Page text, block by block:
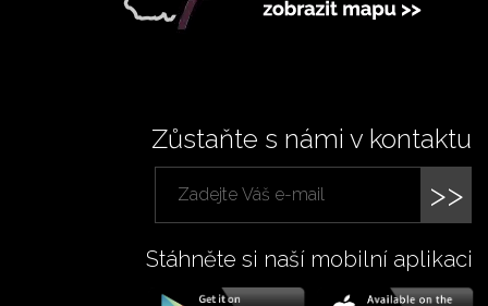
Zůstaňte s námi v kontaktu
>>
Stáhněte si naší mobilní aplikaci